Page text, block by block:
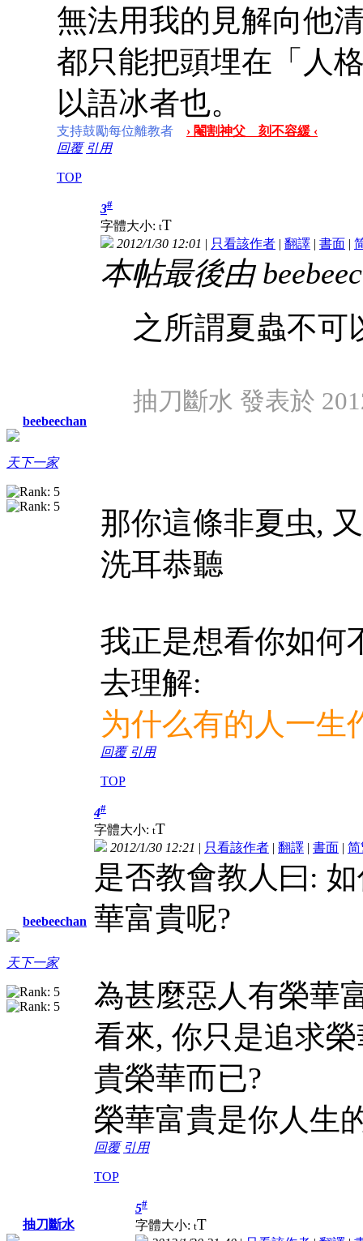
無法用我的見解向他
都只能把頭埋在「人
以語冰者也。
支持鼓勵每位離教者
› 閹割神父 刻不容緩 ‹
回覆 引用
TOP
beebeechan
天下一家
3#
字體大小: tT
2012/1/30 12:01 | 只看該作者 | 翻譯 | 書面 |
本帖最後由
之所謂夏蟲不可
抽刀斷水 發表於
那你這條非夏虫,
洗耳恭聽
我正是想看你如何
去理解:
为什么有的人一生
回覆 引用
TOP
beebeechan
天下一家
4#
字體大小: tT
2012/1/30 12:21 | 只看該作者 | 翻譯 | 書面 | 简
是否教會教人曰:
華富貴呢?
為甚麼惡人有榮華
看來, 你只是追求
貴榮華而已?
榮華富貴是你人生
回覆 引用
TOP
抽刀斷水
5#
字體大小: tT